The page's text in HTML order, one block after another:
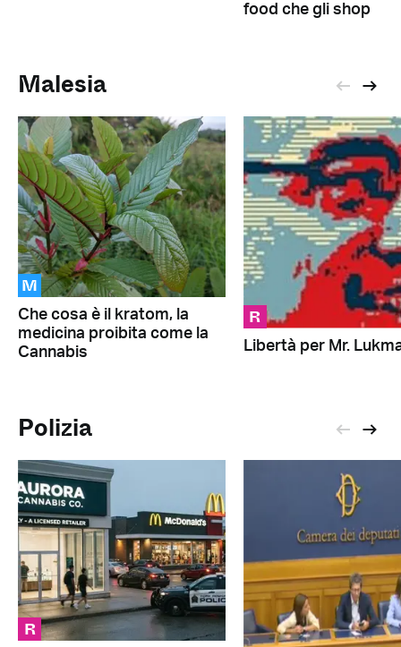
food che gli shop
Malesia
M
Che cosa è il kratom, la
medicina proibita come la
Cannabis
R
Libertà per Mr.
Polizia
R